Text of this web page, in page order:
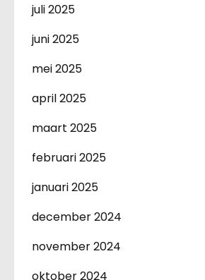
juli 2025
juni 2025
mei 2025
april 2025
maart 2025
februari 2025
januari 2025
december 2024
november 2024
oktober 2024